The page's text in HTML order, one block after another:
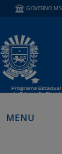
GOVERNO MS
MENU